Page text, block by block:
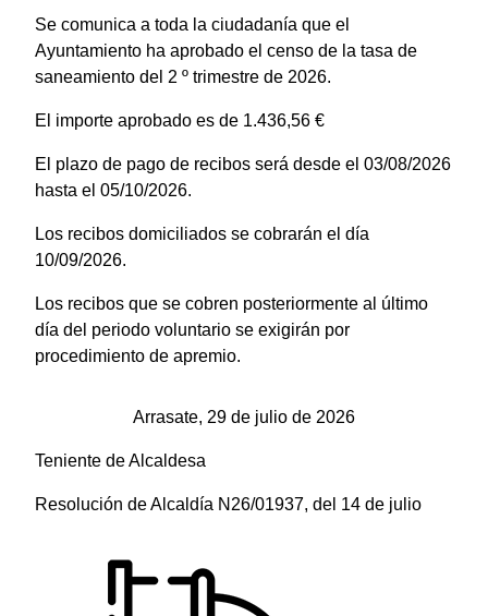
Se comunica a toda la ciudadanía que el
Ayuntamiento ha aprobado el censo de la tasa de
saneamiento del 2 º trimestre de 2026.
El importe aprobado es de 1.436,56 €
El plazo de pago de recibos será desde el 03/08/2026
hasta el 05/10/2026.
Los recibos domiciliados se cobrarán el día
10/09/2026.
Los recibos que se cobren posteriormente al último
día del periodo voluntario se exigirán por
procedimiento de apremio.
Arrasate, 29 de julio de 2026
Teniente de Alcaldesa
Resolución de Alcaldía N26/01937, del 14 de julio